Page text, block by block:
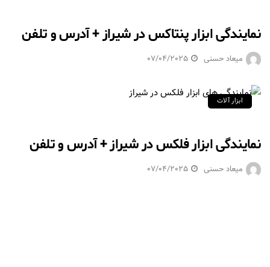
نمایندگی ابزار پنتاکس در شیراز + آدرس و تلفن
میعاد حسنی 07/04/2025
ابزار آلات
نمایندگی ابزار فلکس در شیراز + آدرس و تلفن
میعاد حسنی 07/04/2025